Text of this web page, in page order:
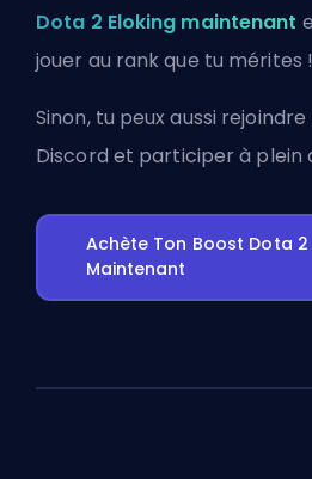
Dota 2 Eloking maintenant
jouer au rank que tu mérites !
Sinon, tu peux aussi
Discord et participer à plein
Achète Ton Boost Dota 2
Maintenant